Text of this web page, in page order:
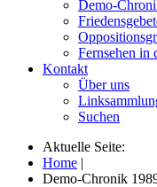
Demo-
Fernsehen in
Kontakt
Über uns
Suchen
Aktuelle Seite:
Home |
Demo-Chronik